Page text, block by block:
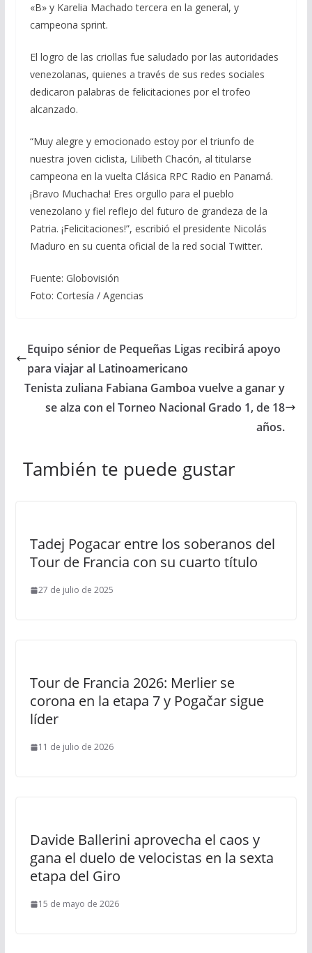
«B» y Karelia Machado tercera en la general, y
campeona sprint.
El logro de las criollas fue saludado por las autoridades
venezolanas, quienes a través de sus redes sociales
dedicaron palabras de felicitaciones por el trofeo
alcanzado.
“Muy alegre y emocionado estoy por el triunfo de
nuestra joven ciclista, Lilibeth Chacón, al titularse
campeona en la vuelta Clásica RPC Radio en Panamá.
¡Bravo Muchacha! Eres orgullo para el pueblo
venezolano y fiel reflejo del futuro de grandeza de la
Patria. ¡Felicitaciones!”, escribió el presidente Nicolás
Maduro en su cuenta oficial de la red social Twitter.
Fuente: Globovisión
Foto: Cortesía / Agencias
Equipo sénior de Pequeñas Ligas recibirá apoyo
para viajar al Latinoamericano
Tenista zuliana Fabiana Gamboa vuelve a ganar y
se alza con el Torneo Nacional Grado 1, de 18
años.
También te puede gustar
Tadej Pogacar entre los soberanos del
Tour de Francia con su cuarto título
27 de julio de 2025
Tour de Francia 2026: Merlier se
corona en la etapa 7 y Pogačar sigue
líder
11 de julio de 2026
Davide Ballerini aprovecha el caos y
gana el duelo de velocistas en la sexta
etapa del Giro
15 de mayo de 2026